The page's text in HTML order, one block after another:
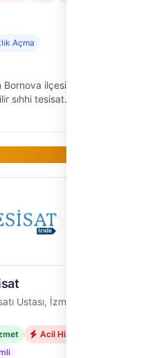
Açma
ilçesinde 22
sıhhi tesisat
Ustası, İzmir
Acil Hizmet